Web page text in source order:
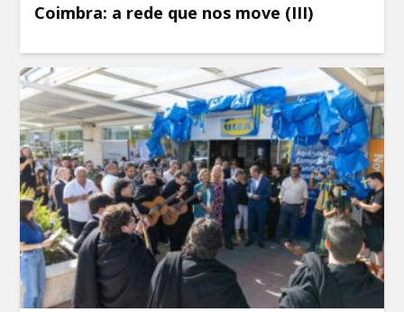
Coimbra: a rede que nos move (III)